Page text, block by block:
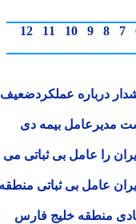
8
9
10
11
12
درباره عملکردضعیف
بیمه دی
را عامل بی ثباتی می
عامل بی ثباتی منطقه